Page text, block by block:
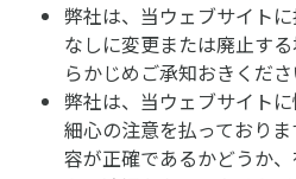
弊社は、当ウェブサイト
なしに変更または廃止す
らかじめご承知おきくださ
弊社は、当ウェブサイト
細心の注意を払っており
容が正確であるかどうか